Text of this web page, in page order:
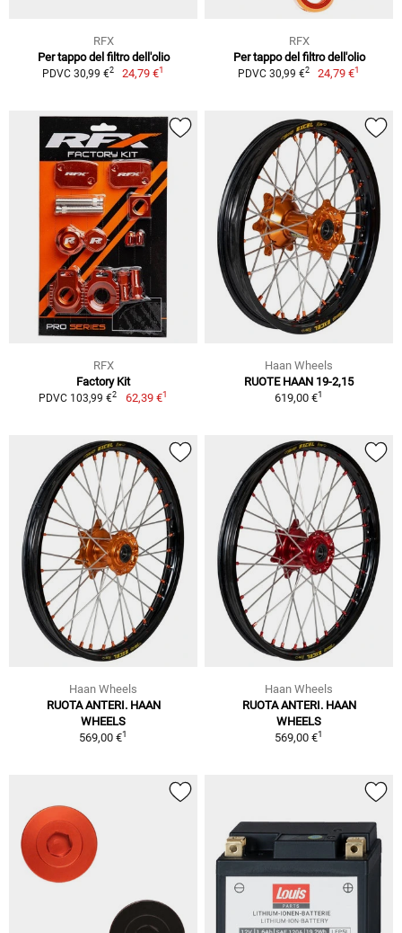
RFX
Per tappo del filtro dell'olio
PDVC 30,99 €2 24,79 €1
RFX
Per tappo del filtro dell'olio
PDVC 30,99 €2 24,79 €1
RFX
Factory Kit
PDVC 103,99 €2 62,39 €1
Haan Wheels
RUOTE HAAN 19-2,15
619,00 €1
Haan Wheels
RUOTA ANTERI. HAAN
WHEELS
569,00 €1
Haan Wheels
RUOTA ANTERI. HAAN
WHEELS
569,00 €1